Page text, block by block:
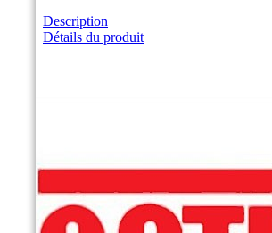
Description
Détails du produit